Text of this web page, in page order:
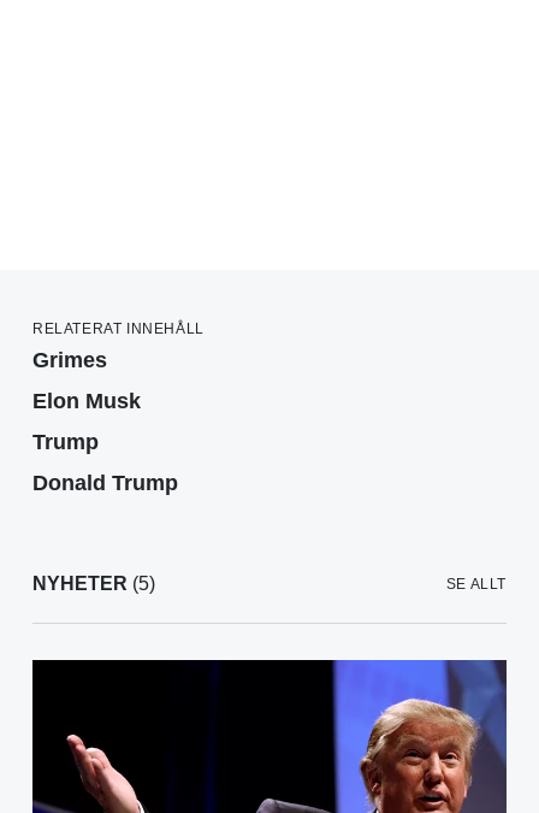
RELATERAT INNEHÅLL
Grimes
Elon Musk
Trump
Donald Trump
NYHETER (5) SE ALLT